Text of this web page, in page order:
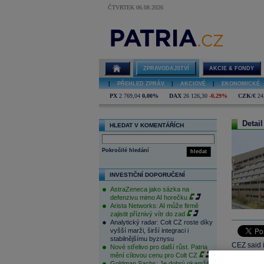
ČTVRTEK 06.08.2026
ZPRAVODAJSTVÍ AKCIE & FONDY
PŘEHLED ZPRÁV AKCIOVÉ EKONOMICKÉ
PX 2 769,04 0,00% DAX 26 126,30 -0,29% CZK/€
HLEDAT V KOMENTÁŘÍCH
hledat
Pokročilé hledání
INVESTIČNÍ DOPORUČENÍ
AstraZeneca jako sázka na
defenzivu mimo AI horečku
Arista Networks: AI může firmě
zajistit příznivý vítr do zad
Analytický radar: Colt CZ roste díky
vyšší marži, širší integraci i
stabilnějšímu byznysu
Nové střelivo pro další růst. Patria
mění cílovou cenu pro Colt CZ
CEZ said